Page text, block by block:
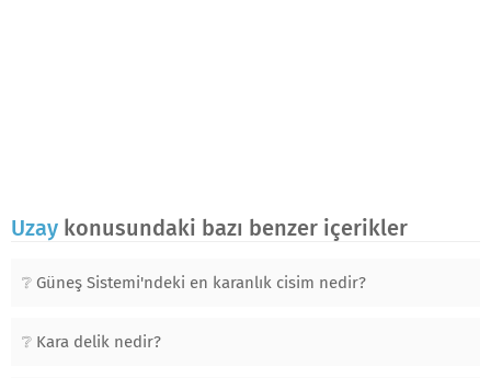
Uzay konusundaki bazı benzer içerikler
Güneş Sistemi'ndeki en karanlık cisim nedir?
Kara delik nedir?